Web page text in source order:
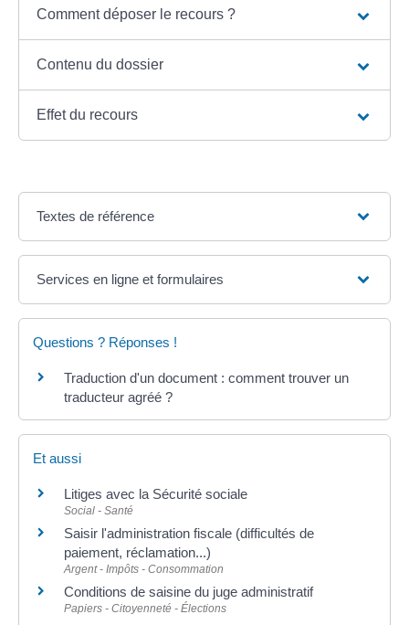
Comment déposer le recours ?
Contenu du dossier
Effet du recours
Textes de référence
Services en ligne et formulaires
Questions ? Réponses !
Traduction d'un document : comment trouver un
traducteur agréé ?
Et aussi
Litiges avec la Sécurité sociale
Social - Santé
Saisir l'administration fiscale (difficultés de
paiement, réclamation...)
Argent - Impôts - Consommation
Conditions de saisine du juge administratif
Papiers - Citoyenneté - Élections